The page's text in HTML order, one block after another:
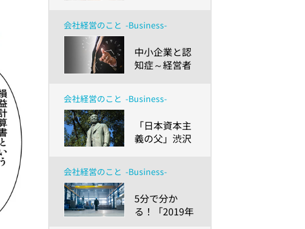
す機会にもな
る～健康増進
や生産性向上
だけじゃな
リットとは？
会社経営のこと -Business-
​中小企業と認
知症～経営者
リスクと健康
会社経営のこと -Business-
​「日本資本主
義の父」渋沢
者が学ぶべき
会社経営のこと -Business-
​5分で分か
る！「2019年